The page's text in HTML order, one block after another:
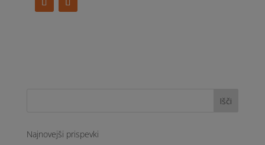
Najnovejši prispevki